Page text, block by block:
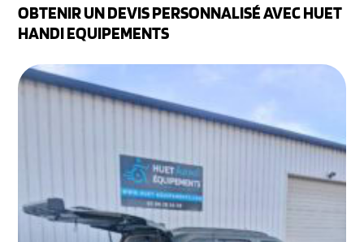
OBTENIR UN DEVIS PERSONNALISÉ AVEC HUET
HANDI EQUIPEMENTS